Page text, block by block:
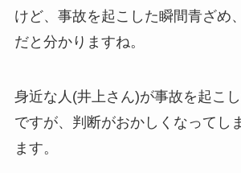
けど、事故を起こした瞬間青ざめ
だと分かりますね。
身近な人(井上さん)が事故を起こ
ですが、判断がおかしくなってし
ます。